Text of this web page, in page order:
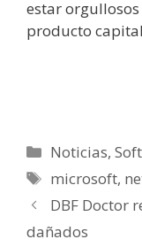
estar
producto
Categorías
Noticias,
Etiquetas
microsoft,
DBF Doctor
dañados